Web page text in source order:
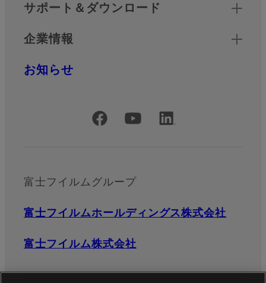
サポート＆ダウンロード
企業情報
お知らせ
公式SNSアカウント
富士フイルムグループ
富士フイルムホールディングス株式会社
富士フイルム株式会社